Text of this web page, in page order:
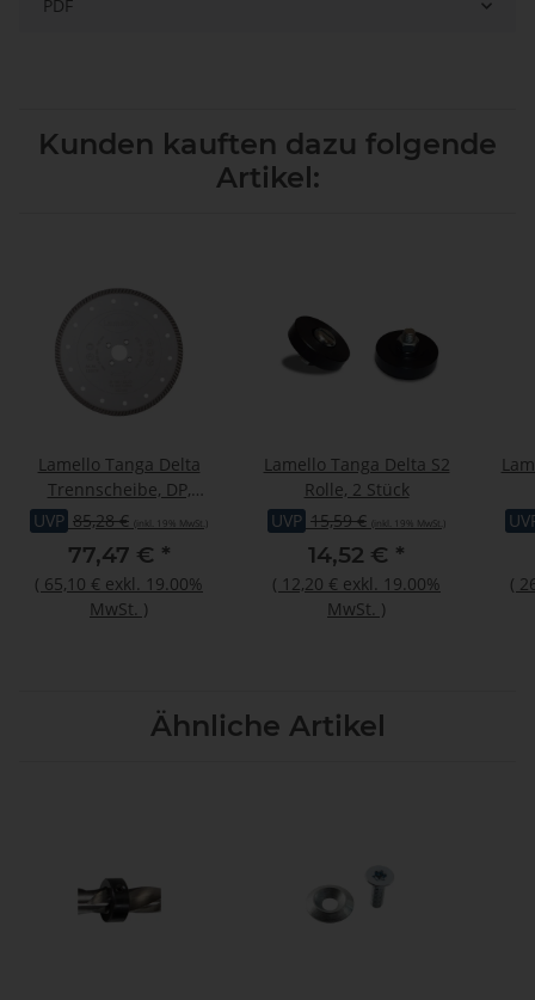
PDF
Kunden kauften dazu folgende
Artikel:
Lamello Tanga Delta
Trennscheibe, DP,
Ø180x2.6xØ22 mm, NL 4
UVP 85,28 € (inkl. 19% MwSt.)
77,47 € *
( 65,10 € exkl. 19.00%
MwSt. )
Lamello Tanga Delta S2
Rolle, 2 Stück
UVP 15,59 € (inkl. 19% MwSt.)
14,52 € *
( 12,20 € exkl. 19.00%
MwSt. )
(
Ähnliche Artikel